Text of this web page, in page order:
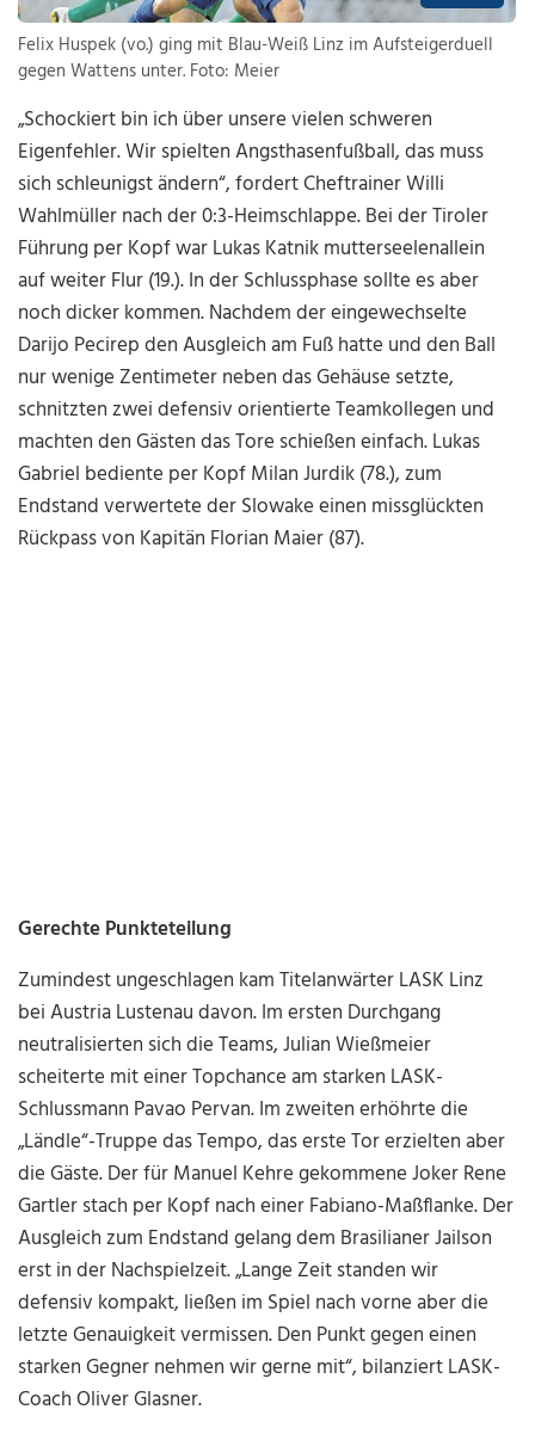
Felix Huspek (vo.) ging mit Blau-Weiß Linz im Aufsteigerduell
gegen Wattens unter. Foto: Meier
„Schockiert bin ich über unsere vielen schweren
Eigenfehler. Wir spielten Angsthasenfußball, das muss
sich schleunigst ändern“, fordert Cheftrainer Willi
Wahlmüller nach der 0:3-Heimschlappe. Bei der Tiroler
Führung per Kopf war Lukas Katnik mutterseelenallein
auf weiter Flur (19.). In der Schlussphase sollte es aber
noch dicker kommen. Nachdem der eingewechselte
Darijo Pecirep den Ausgleich am Fuß hatte und den Ball
nur wenige Zentimeter neben das Gehäuse setzte,
schnitzten zwei defensiv orientierte Teamkollegen und
machten den Gästen das Tore schießen einfach. Lukas
Gabriel bediente per Kopf Milan Jurdik (78.), zum
Endstand verwertete der Slowake einen missglückten
Rückpass von Kapitän Florian Maier (87).
Gerechte Punkteteilung
Zumindest ungeschlagen kam Titelanwärter LASK Linz
bei Austria Lustenau davon. Im ersten Durchgang
neutralisierten sich die Teams, Julian Wießmeier
scheiterte mit einer Topchance am starken LASK-
Schlussmann Pavao Pervan. Im zweiten erhöhrte die
„Ländle“-Truppe das Tempo, das erste Tor erzielten aber
die Gäste. Der für Manuel Kehre gekommene Joker Rene
Gartler stach per Kopf nach einer Fabiano-Maßflanke. Der
Ausgleich zum Endstand gelang dem Brasilianer Jailson
erst in der Nachspielzeit. „Lange Zeit standen wir
defensiv kompakt, ließen im Spiel nach vorne aber die
letzte Genauigkeit vermissen. Den Punkt gegen einen
starken Gegner nehmen wir gerne mit“, bilanziert LASK-
Coach Oliver Glasner.